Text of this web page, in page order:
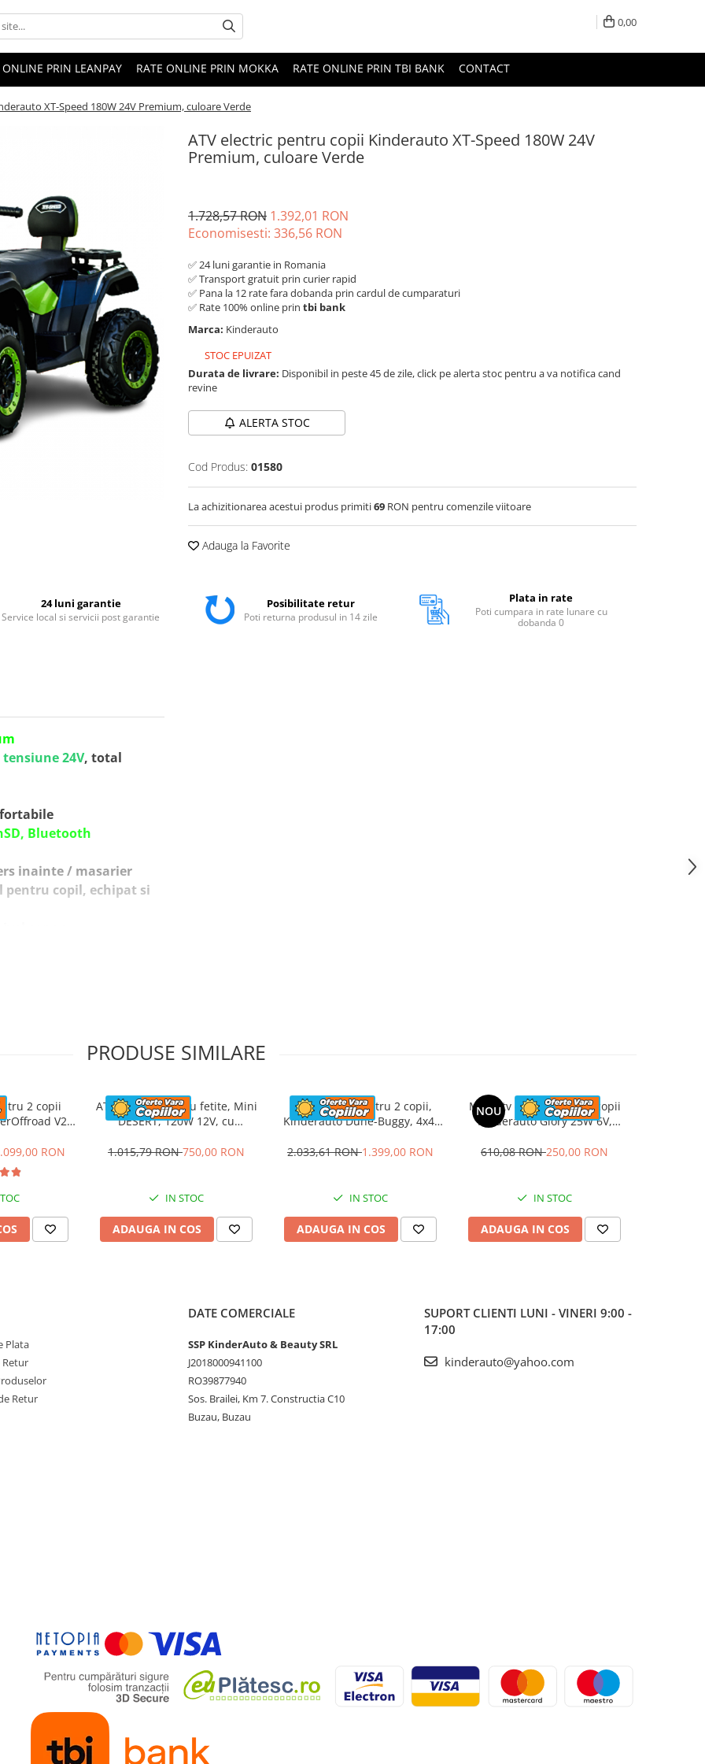
0,00
ONLINE PRIN LEANPAY RATE ONLINE PRIN MOKKA RATE ONLINE PRIN TBI BANK CONTACT
XT-Speed 180W 24V Premium, culoare Verde
ATV electric pentru copii Kinderauto XT-Speed 180W 24V
Premium, culoare Verde
1.728,57 RON 1.392,01 RON
Economisesti: 336,56 RON
✅ 24 luni garantie in Romania
✅ Transport gratuit prin curier rapid
✅ Pana la 12 rate fara dobanda prin cardul de cumparaturi
✅ Rate 100% online prin tbi bank
Marca: Kinderauto
STOC EPUIZAT
Durata de livrare: Disponibil in peste 45 de zile, click pe alerta stoc pentru a va notifica cand
revine
ALERTA STOC
Cod Produs: 01580
La achizitionarea acestui produs primiti69 RON pentru comenzile viitoare
Adauga la Favorite
24 luni garantie
Service local si servicii post garantie
Posibilitate retur
Poti returna produsul in 14 zile
Plata in rate
Poti cumpara in rate lunare cu
dobanda 0
tensiune 24V, total
Bluetooth
inainte / masarier
pentru copil, echipat si
cm
PRODUSE SIMILARE
2 copii
V2
RON
ATV electric pentru fetite, Mini
DESERT, 120W 12V, cu
player, bluetooth, roz
1.015,79 RON750,00 RON
IN STOC
ADAUGA IN COS
UTV electric pentru 2 copii,
Kinderauto Dune-Buggy, 4x4,
2.033,61 RON1.399,00 RON
IN STOC
ADAUGA IN COS
NOU
Mini atv electric pentru copii
Kinderauto Glory 25W 6V,
610,08 RON250,00 RON
IN STOC
ADAUGA IN COS
Plata
Retur
Retur
DATE COMERCIALE
SSP KinderAuto & Beauty SRL
J2018000941100
RO39877940
Sos. Brailei, Km 7. Constructia C10
Buzau, Buzau
SUPORT CLIENTI LUNI - VINERI 9:00 -
17:00
kinderauto@yahoo.com